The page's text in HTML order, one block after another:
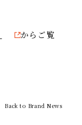
からご覧
Back to Brand News